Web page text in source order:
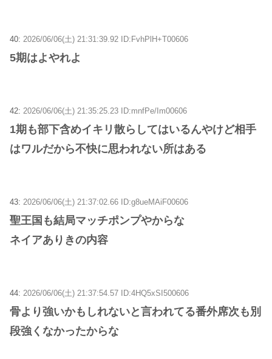
40: 2026/06/06(土) 21:31:39.92 ID:FvhPlH+T00606
5期はよやれよ
42: 2026/06/06(土) 21:35:25.23 ID:mnfPe/Im00606
1期も部下含めイキリ散らしてはいるんやけど相手
はワルだから不快に思われない所はある
43: 2026/06/06(土) 21:37:02.66 ID:g8ueMAiF00606
聖王国も結局マッチポンプやからな
ネイアありきの内容
44: 2026/06/06(土) 21:37:54.57 ID:4HQ5xSI500606
骨より強いかもしれないと言われてる番外席次も別
段強くなかったからな